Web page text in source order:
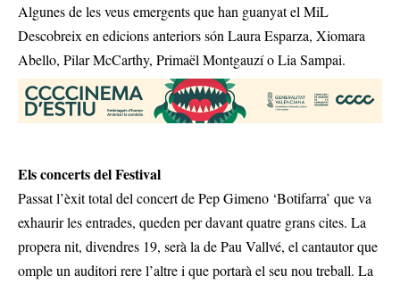
Algunes de les veus emergents que han guanyat el MiL
Descobreix en edicions anteriors són Laura Esparza, Xiomara
Abello, Pilar McCarthy, Primaël Montgauzí o Lia Sampai.
Els concerts del Festival
Passat l’èxit total del concert de Pep Gimeno ‘Botifarra’ que va
exhaurir les entrades, queden per davant quatre grans cites. La
propera nit, divendres 19, serà la de Pau Vallvé, el cantautor que
omple un auditori rere l’altre i que portarà el seu nou treball. La